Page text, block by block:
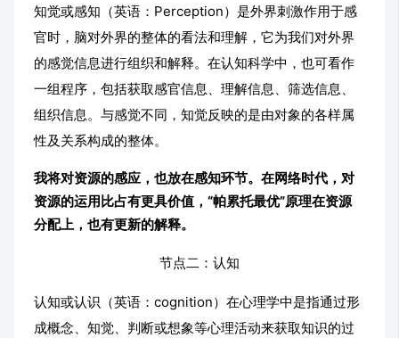
知觉或感知（英语：Perception）是外界刺激作用于感
官时，脑对外界的整体的看法和理解，它为我们对外界
的感觉信息进行组织和解释。在认知科学中，也可看作
一组程序，包括获取感官信息、理解信息、筛选信息、
组织信息。与感觉不同，知觉反映的是由对象的各样属
性及关系构成的整体。
我将对资源的感应，也放在感知环节。在网络时代，对
资源的运用比占有更具价值，“帕累托最优”原理在资源
分配上，也有更新的解释。
节点二：认知
认知或认识（英语：cognition）在心理学中是指通过形
成概念、知觉、判断或想象等心理活动来获取知识的过